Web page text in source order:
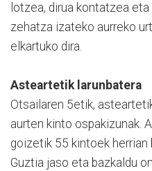
lotzea, dirua kontatzea
zehatza izateko aurreko
elkartuko dira.
Asteartetik larunbatera
Otsailaren 5etik,
aurten kinto ospakizunak.
goizetik 55 kintoek herrian
Guztia jaso eta bazkaldu